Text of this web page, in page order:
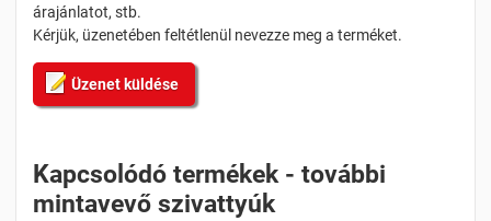
árajánlatot, stb.
Kérjük, üzenetében feltétlenül nevezze meg a terméket.
Üzenet küldése
Kapcsolódó termékek - további
mintavevő szivattyúk